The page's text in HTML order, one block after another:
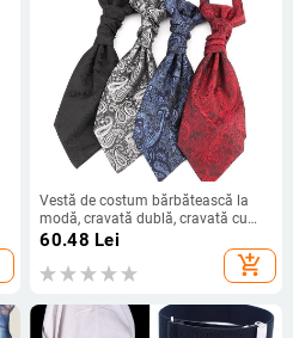
Vestă de costum bărbătească la
modă, cravată dublă, cravată cu
nod Hong Kong, la modă, pentru
60.48 Lei
add_shopping_cart